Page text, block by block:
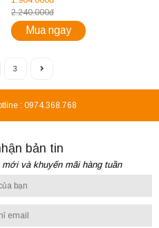
2.240.000đ
Mua ngay
3
: 0974.368.768
bản tin
và khuyến mãi hàng tuần